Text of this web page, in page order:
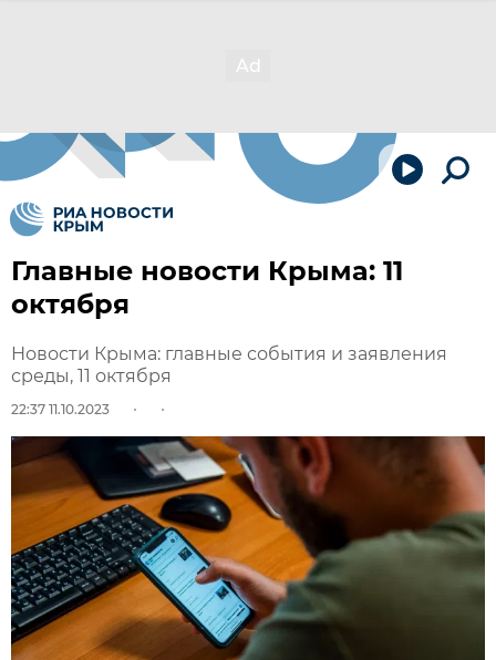
Главные новости Крыма: 11
октября
Новости Крыма: главные события и заявления
среды, 11 октября
22:37 11.10.2023